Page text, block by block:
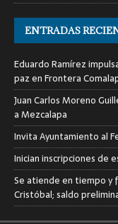
ENTRADAS
Eduardo Ramírez
paz en Frontera
Juan Carlos Moreno
a Mezcalapa
Invita Ayuntamiento al
Inician inscripciones de
Se atiende en tiempo y
Cristóbal; saldo